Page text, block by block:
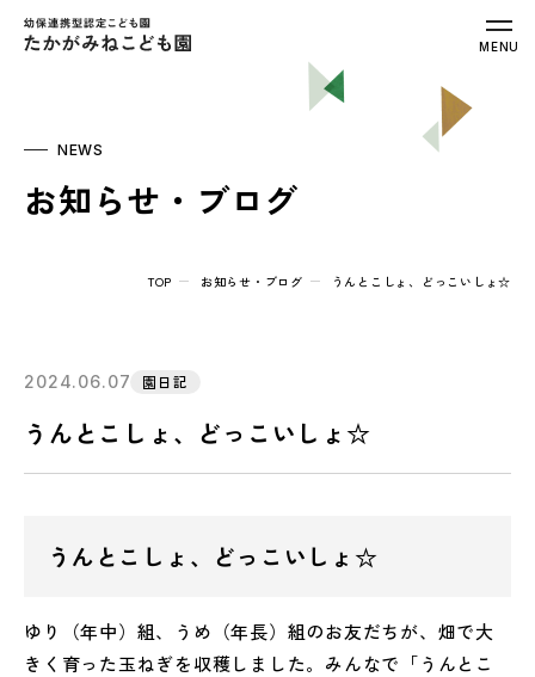
幼保連携型認定こども園 たかがみねこ
MENU
NEWS
お知らせ・ブログ
TOP お知らせ・ブログ うんとこしょ、どっこいしょ☆
2024.06.07 園日記
うんとこしょ、どっこいしょ☆
うんとこしょ、どっこいしょ☆
ゆり（年中）組、うめ（年長）組のお友だちが、畑で大
きく育った玉ねぎを収穫しました。みんなで「うんとこ